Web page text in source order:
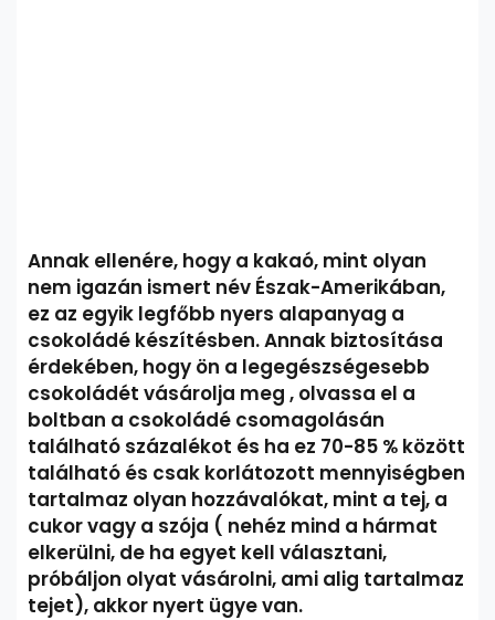
Annak ellenére, hogy a kakaó, mint olyan
nem igazán ismert név Észak-Amerikában,
ez az egyik legfőbb nyers alapanyag a
csokoládé készítésben. Annak biztosítása
érdekében, hogy ön a legegészségesebb
csokoládét vásárolja meg , olvassa el a
boltban a csokoládé csomagolásán
található százalékot és ha ez 70-85 % között
található és csak korlátozott mennyiségben
tartalmaz olyan hozzávalókat, mint a tej, a
cukor vagy a szója ( nehéz mind a hármat
elkerülni, de ha egyet kell választani,
próbáljon olyat vásárolni, ami alig tartalmaz
tejet), akkor nyert ügye van.